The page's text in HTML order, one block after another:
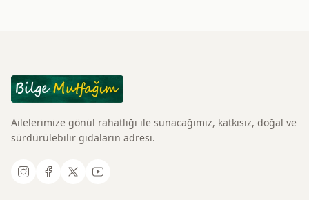
Ailelerimize gönül rahatlığı ile sunacağımız, katkısız, doğal ve
sürdürülebilir gıdaların adresi.